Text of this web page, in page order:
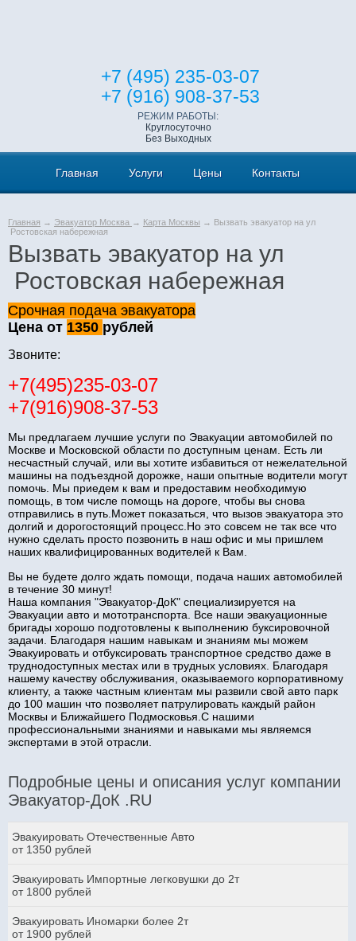
+7 (495) 235-03-07
+7 (916) 908-37-53
РЕЖИМ РАБОТЫ:
Круглосуточно
Без Выходных
Главная Услуги Цены Контакты
Главная → Эвакуатор Москва → Карта Москвы → Вызвать эвакуатор на ул
Ростовская набережная
Вызвать эвакуатор на ул
Ростовская набережная
Срочная подача эвакуатора
Цена от 1350 рублей
Звоните:
+7(495)235-03-07
+7(916)908-37-53
Мы предлагаем лучшие услуги по Эвакуации автомобилей по
Москве и Московской области по доступным ценам. Есть ли
несчастный случай, или вы хотите избавиться от нежелательной
машины на подъездной дорожке, наши опытные водители могут
помочь. Мы приедем к вам и предоставим необходимую
помощь, в том числе помощь на дороге, чтобы вы снова
отправились в путь.Может показаться, что вызов эвакуатора это
долгий и дорогостоящий процесс.Но это совсем не так все что
нужно сделать просто позвонить в наш офис и мы пришлем
наших квалифицированных водителей к Вам.
Вы не будете долго ждать помощи, подача наших автомобилей
в течение 30 минут!
Наша компания "Эвакуатор-ДоК" специализируется на
Эвакуации авто и мототранспорта. Все наши эвакуационные
бригады хорошо подготовлены к выполнению буксировочной
задачи. Благодаря нашим навыкам и знаниям мы можем
Эвакуировать и отбуксировать транспортное средство даже в
труднодоступных местах или в трудных условиях. Благодаря
нашему качеству обслуживания, оказываемого корпоративному
клиенту, а также частным клиентам мы развили свой авто парк
до 100 машин что позволяет патрулировать каждый район
Москвы и Ближайшего Подмосковья.С нашими
профессиональными знаниями и навыками мы являемся
экспертами в этой отрасли.
Подробные цены и описания услуг компании
Эвакуатор-ДоК .RU
Эвакуировать Отечественные Авто
от 1350 рублей
Эвакуировать Импортные легковушки до 2т
от 1800 рублей
Эвакуировать Иномарки более 2т
от 1900 рублей